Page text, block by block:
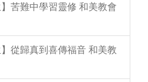
苦難中學習靈修 和美教會
從歸真到喜傳福音 和美教